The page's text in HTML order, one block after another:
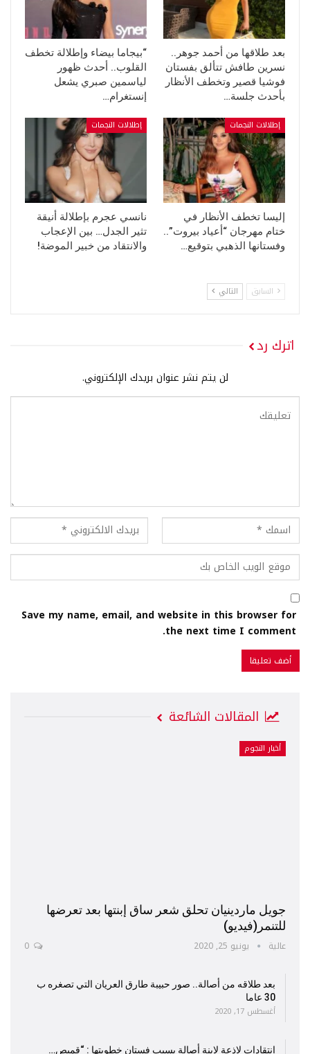
بعد طلاقها من أحمد جوهر..
نسرين طافش تتألق بفستان
فوشيا قصير وتخطف الأنظار
بأحدث جلسة…
“بيجاما بيضاء وإطلالة تخطف
القلوب.. أحدث ظهور
لياسمين صبري يشعل
إنستغرام…
إطلالات النجمات
إليسا تخطف الأنظار في
ختام مهرجان “أعياد بيروت”..
وفستانها الذهبي بتوقيع…
إطلالات النجمات
نانسي عجرم بإطلالة أنيقة
تثير الجدل… بين الإعجاب
والانتقاد من خبير الموضة!
السابق التالي
اترك رد
لن يتم نشر عنوان بريدك الإلكتروني.
Save my name, email, and website in this browser for
the next time I comment.
المقالات الشائعة
أخبار النجوم
جويل ماردينيان تحلق شعر ساق إبنتها بعد تعرضها
للتنمر(فيديو)
عالية يونيو 25, 2020
بعد طلاقه من أصالة.. صور حبيبة طارق العريان التي تصغره ب
30 عاما
أغسطس 17, 2020
إنتقادات لاذعة لإبنة أصالة بسبب فستان خطوبتها : “قميص…